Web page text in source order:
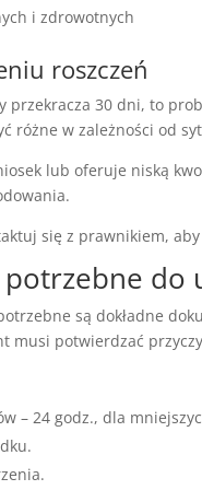
i zdrowotnych
roszczeń
przekracza 30 dni, to
różne w zależności od
lub oferuje niską
się z prawnikiem,
są dokładne
musi potwierdzać
– 24 godz., dla